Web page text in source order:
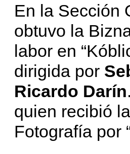
En la Sección
obtuvo la
labor en
dirigida por
Ricardo Darín
quien recibió
Fotografía por